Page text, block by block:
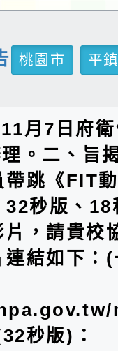
桃園市
平
月7日府
。二、旨
帶跳《FIT
32秒版、
，請貴校
連結如下：
秒版)：